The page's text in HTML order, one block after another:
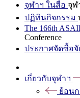
จุฬาฯ ในสื่อ จุฬ
ปฏิทินกิจกรรม
The 166th
Conference
ประกาศจัดซื้อจั
เกี่ยวกับจุฬาฯ
ย้อน